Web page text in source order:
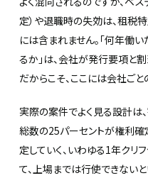
定）や退職時の失効は、租
には含まれません。「何年働
るか」は、会社が発行要項と
だからこそ、ここには会社ごと
実際の案件でよく見る設計は
総数の25パーセントが権利確
定していく、いわゆる1年クリ
て、上場までは行使できない